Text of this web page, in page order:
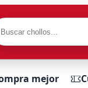
mejor